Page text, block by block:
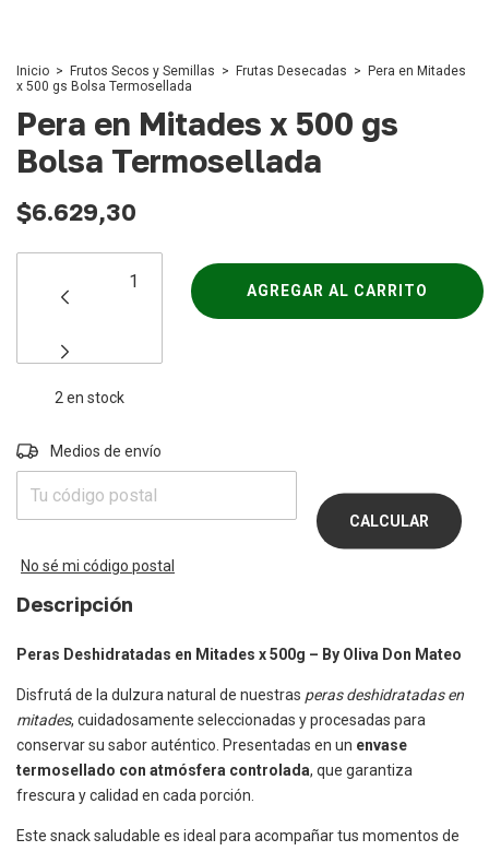
Inicio > Frutos Secos y Semillas > Frutas Desecadas >
Pera en Mitades
x 500 gs Bolsa Termosellada
Pera en Mitades x 500 gs
Bolsa Termosellada
$6.629,30
2 en stock
Entregas para el CP:
Medios de envío
CALCULAR
No sé mi código postal
Descripción
Peras Deshidratadas en Mitades x 500g – By Oliva Don Mateo
Disfrutá de la dulzura natural de nuestras peras deshidratadas en
mitades, cuidadosamente seleccionadas y procesadas para
conservar su sabor auténtico. Presentadas en un envase
termosellado con atmósfera controlada, que garantiza
frescura y calidad en cada porción.
Este snack saludable es ideal para acompañar tus momentos de